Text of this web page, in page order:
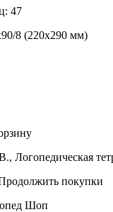
47
8 (220x290 мм)
Логопедическая
покупки
Шоп